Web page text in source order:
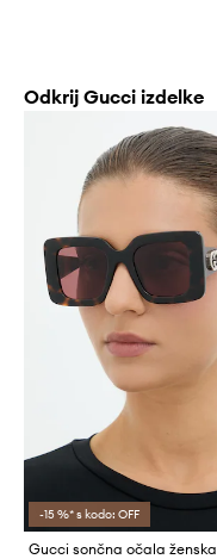
Odkrij Gucci izdelke
-15 %* s kodo: OFF
Gucci sončna očala ženska